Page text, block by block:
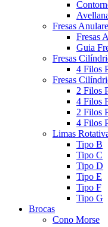
Fresas
Fresas
Guia
Fresas
4 Filos
Fresas
2 Filos
4 Filos
2 Filos
4 Filos
Limas
Tipo B
Tipo C
Tipo D
Tipo E
Tipo F
Tipo G
Brocas
Cono Morse